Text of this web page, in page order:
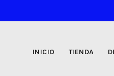
INICIO TIENDA